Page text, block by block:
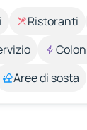
Ristoranti
Aree di sosta